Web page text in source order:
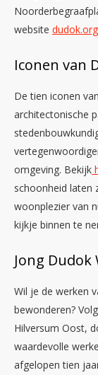
website dudok.org
Iconen van
De tien iconen
architectonische
omgeving. Bekijk
schoonheid laten
woonplezier van
kijkje binnen te
Jong
Wil je de werken
bewonderen?
Hilversum Oost,
waardevolle
afgelopen tien